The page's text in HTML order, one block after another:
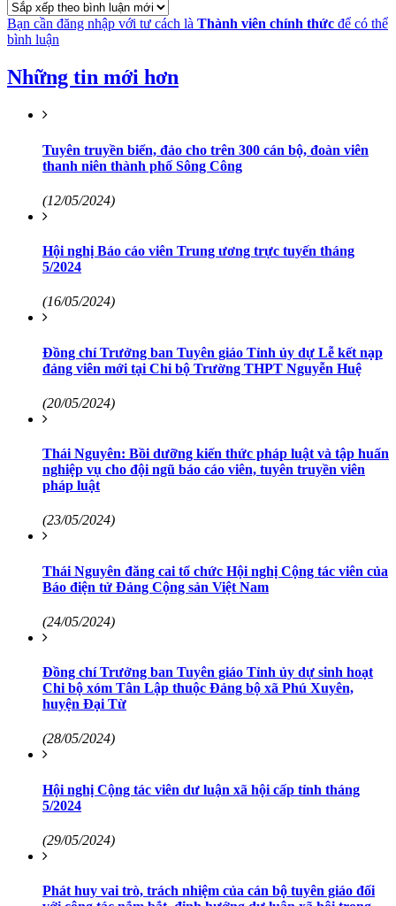
Bạn cần đăng nhập với tư cách là Thành viên chính thức để có thể
bình luận
Những tin mới hơn
Tuyên truyền biển, đảo cho trên 300 cán bộ, đoàn viên
thanh niên thành phố Sông Công
(12/05/2024)
Hội nghị Báo cáo viên Trung ương trực tuyến tháng
5/2024
(16/05/2024)
Đồng chí Trưởng ban Tuyên giáo Tỉnh ủy dự Lễ kết nạp
đảng viên mới tại Chi bộ Trường THPT Nguyễn Huệ
(20/05/2024)
Thái Nguyên: Bồi dưỡng kiến thức pháp luật và tập huấn
nghiệp vụ cho đội ngũ báo cáo viên, tuyên truyền viên
pháp luật
(23/05/2024)
Thái Nguyên đăng cai tổ chức Hội nghị Cộng tác viên của
Báo điện tử Đảng Cộng sản Việt Nam
(24/05/2024)
Đồng chí Trưởng ban Tuyên giáo Tỉnh ủy dự sinh hoạt
Chi bộ xóm Tân Lập thuộc Đảng bộ xã Phú Xuyên,
huyện Đại Từ
(28/05/2024)
Hội nghị Cộng tác viên dư luận xã hội cấp tỉnh tháng
5/2024
(29/05/2024)
Phát huy vai trò, trách nhiệm của cán bộ tuyên giáo đối